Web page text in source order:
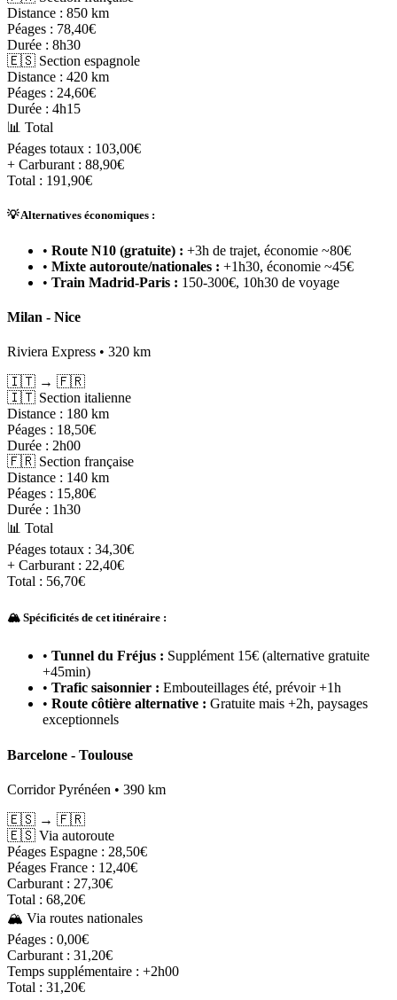
Distance : 850 km
Péages : 78,40€
Durée : 8h30
🇪🇸 Section espagnole
Distance : 420 km
Péages : 24,60€
Durée : 4h15
📊 Total
Péages totaux : 103,00€
+ Carburant : 88,90€
Total : 191,90€
💡 Alternatives économiques :
• Route N10 (gratuite) : +3h de trajet, économie ~80€
• Mixte autoroute/nationales : +1h30, économie ~45€
• Train Madrid-Paris : 150-300€, 10h30 de voyage
Milan - Nice
Riviera Express • 320 km
🇮🇹 → 🇫🇷
🇮🇹 Section italienne
Distance : 180 km
Péages : 18,50€
Durée : 2h00
🇫🇷 Section française
Distance : 140 km
Péages : 15,80€
Durée : 1h30
📊 Total
Péages totaux : 34,30€
+ Carburant : 22,40€
Total : 56,70€
🏔️ Spécificités de cet itinéraire :
• Tunnel du Fréjus : Supplément 15€ (alternative gratuite
+45min)
• Trafic saisonnier : Embouteillages été, prévoir +1h
• Route côtière alternative : Gratuite mais +2h, paysages
exceptionnels
Barcelone - Toulouse
Corridor Pyrénéen • 390 km
🇪🇸 → 🇫🇷
🇪🇸 Via autoroute
Péages Espagne : 28,50€
Péages France : 12,40€
Carburant : 27,30€
Total : 68,20€
🏔️ Via routes nationales
Péages : 0,00€
Carburant : 31,20€
Temps supplémentaire : +2h00
Total : 31,20€